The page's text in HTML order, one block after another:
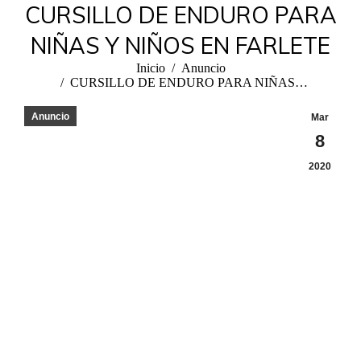
CURSILLO DE ENDURO PARA
NIÑAS Y NIÑOS EN FARLETE
Inicio
Anuncio
CURSILLO DE ENDURO PARA NIÑAS…
Mar
8
2020
Anuncio